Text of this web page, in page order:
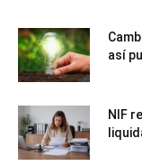
así
NIF